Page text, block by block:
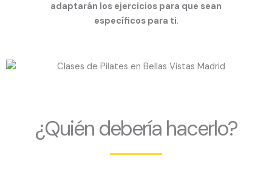
adaptarán los ejercicios para que sean
específicos para ti.
¿Quién debería hacerlo?